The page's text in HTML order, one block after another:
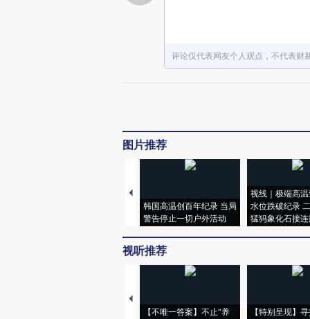
评论仅代表网友个人观点，不代表财
图片推荐
韩国高温创百年纪录 当局
警告停止一切户外活动
视线｜极端高
水位跌破纪录
猛犸象化石接连
视听推荐
【不唯一答案】不止“养
【特别呈现】